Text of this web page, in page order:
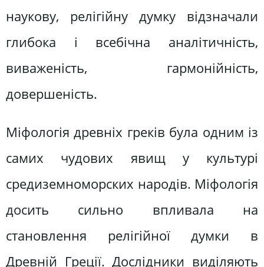
наукову, релігійну думку відзначали
глибока і всебічна аналітичність,
виваженість, гармонійність,
довершеність.
Міфологія древніх греків була одним із
самих чудових явищ у культурі
средиземноморских народів. Міфологія
досить сильно впливала на
становлення релігійної думки в
Древній Греції. Дослідники виділяють